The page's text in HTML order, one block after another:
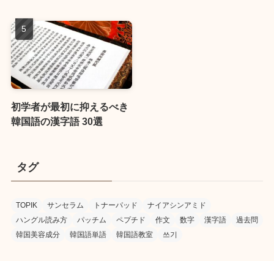
初学者が最初に抑えるべき
韓国語の漢字語 30選
タグ
TOPIK サンセラム トナーパッド
ナイアシンアミド
ハングル読み方
パッチム ペプチド 作文 数字 漢字語
過去問
韓国美容成分
韓国語単語 韓国語教室 쓰기